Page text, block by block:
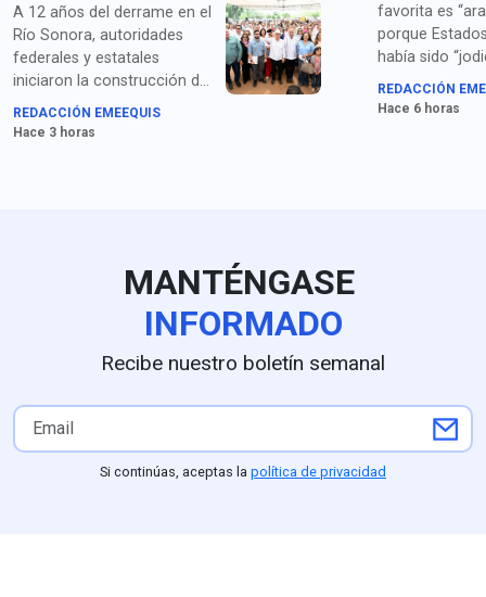
A 12 años del derrame en el
Río Sonora, autoridades
federales y estatales
iniciaron la construcción del
Hospital Regional en Ures,
con una inversión superior a
REDACCIÓN EMEEQUIS
Hace 3 horas
favorita es
porque
había sido
años por
Corea del Sur,
REDACCIÓN
Hace 6 horas
MANTÉNGASE
INFORMADO
Recibe nuestro boletín semanal
Si continúas, aceptas la política de privacidad